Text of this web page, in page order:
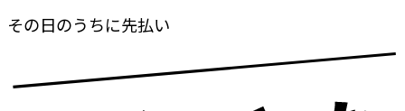
その日のうちに先払い